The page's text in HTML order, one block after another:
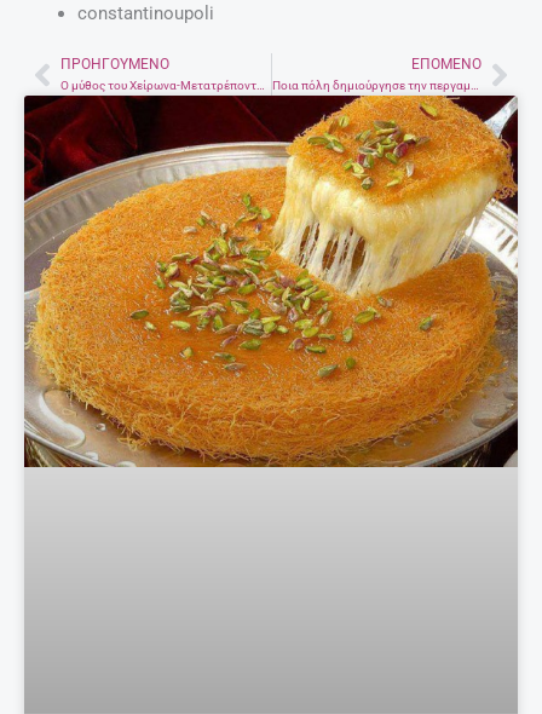
constantinoupoli
PrevΠΡΟΗΓΟΎΜΕΝΟ
Ο μύθος του Χείρωνα-Μετατρέποντας τον Πόνο σε Δύναμη και Γνώση
ΕΠΌΜΕΝΟ
Ποια πόλη δημιούργησε την περγαμηνή για να ανταγωνιστεί την Αίγυπτο